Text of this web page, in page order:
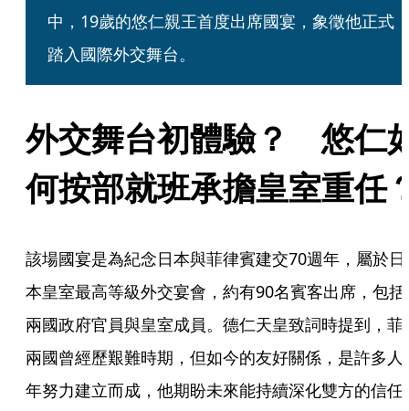
中，19歲的悠仁親王首度出席國宴，象徵他正式
踏入國際外交舞台。
外交舞台初體驗？　悠仁
何按部就班承擔皇室重任
該場國宴是為紀念日本與菲律賓建交70週年，屬於日
本皇室最高等級外交宴會，約有90名賓客出席，包括
兩國政府官員與皇室成員。德仁天皇致詞時提到，菲
兩國曾經歷艱難時期，但如今的友好關係，是許多人
年努力建立而成，他期盼未來能持續深化雙方的信任